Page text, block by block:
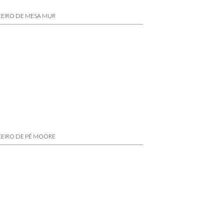
DE MESA MUR
DE PÉ MOORE